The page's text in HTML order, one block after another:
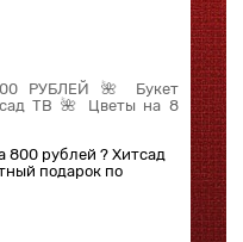
РУБЛЕЙ 🌺 Букет
ТВ 🌺 Цветы на 8
800 рублей ? Хитсад
подарок по